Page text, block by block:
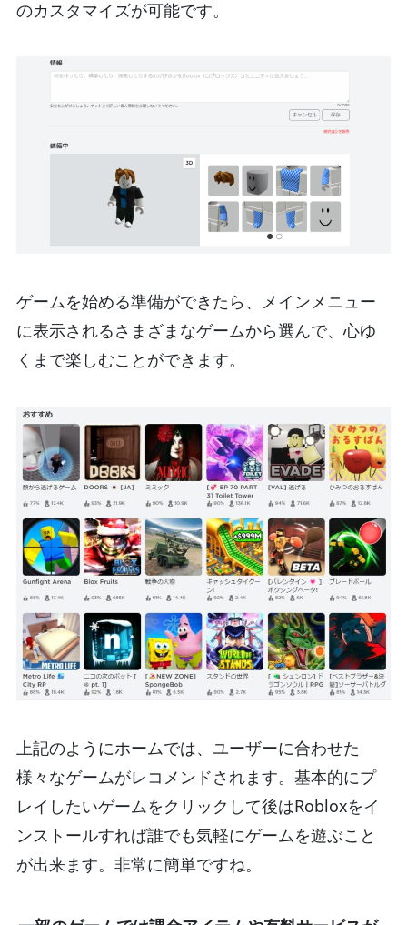
のカスタマイズが可能です。
ゲームを始める準備ができたら、メインメニュー
に表示されるさまざまなゲームから選んで、心ゆ
くまで楽しむことができます。
上記のようにホームでは、ユーザーに合わせた
様々なゲームがレコメンドされます。基本的にプ
レイしたいゲームをクリックして後はRobloxをイ
ンストールすれば誰でも気軽にゲームを遊ぶこと
が出来ます。非常に簡単ですね。